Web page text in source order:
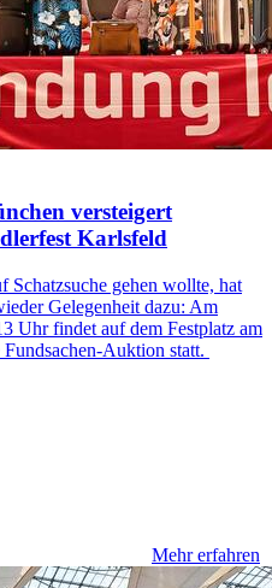
versteigert
Karlsfeld
Schatzsuche gehen wollte, hat
Gelegenheit dazu: Am
Uhr findet auf dem Festplatz am
Auktion statt.
Mehr erfahren